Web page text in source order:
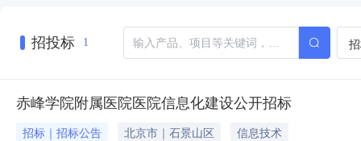
招投标 1
赤峰学院附属医院医院信息化建设公开招标
招标｜招标公告 北京市｜石景山区
信息技术